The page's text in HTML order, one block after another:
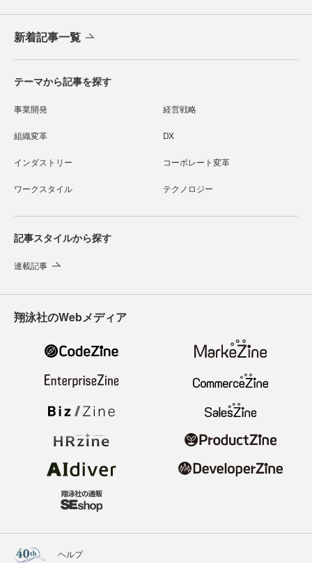
新着記事一覧
テーマから記事を探す
事業開発 経営戦略
組織変革 DX
インダストリー コーポレート変革
ワークスタイル テクノロジー
記事スタイルから探す
連載記事
翔泳社のWebメディア
ヘルプ